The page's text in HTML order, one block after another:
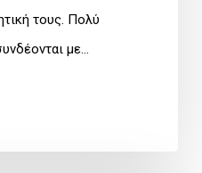
τους. Πολύ
με…